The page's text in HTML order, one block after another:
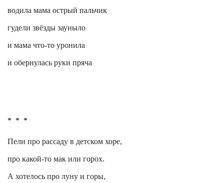
водила мама острый пальчик
гудели звёзды зауныло
и мама что-то уронила
и обернулась руки пряча
* * *
Пели про рассаду в детском хоре,
про какой-то мак или горох.
А хотелось про луну и горы,